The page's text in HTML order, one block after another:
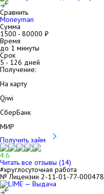
Сравнить
Moneyman
Сумма
1500 - 80000 ₽
Время
до 1 минуты
Срок
5- 126 дней
Получение:
На карту
Qiwi
СберБанк
МИР
Получить займ
4.6
Читать все отзывы (14)
#круглосуточная работа
№ Лицензии 2-11-01-77-000478